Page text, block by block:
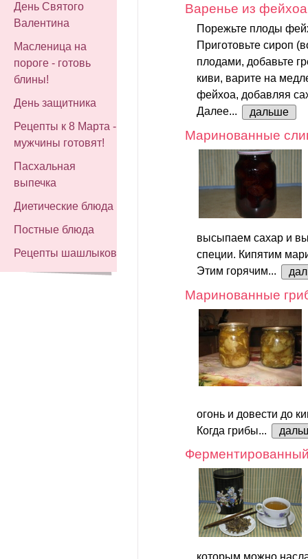
День Святого
Валентина
Масленица на
пороге - готовь
блины!
День защитника
Рецепты к 8 Марта -
мужчины готовят!
Пасхальная
выпечка
Диетические блюда
Постные блюда
Рецепты шашлыков
Варенье из фейхоа
Порежьте плоды
Приготовьте сироп
плодами, добавьте
киви, варите на
фейхоа, добавляя
Далее...
дальше
Маринованные
высыпаем сахар и
специи. Кипятим
Этим горячим...
Маринованные
огонь и довести до
Когда грибы...